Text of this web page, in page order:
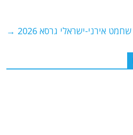
k
שחמט אירני-ישראלי גרסא 2026 →